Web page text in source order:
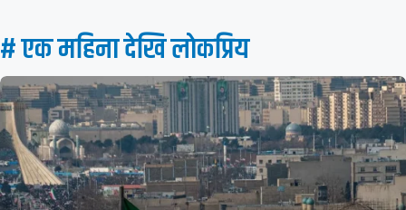
# एक महिना देखि लाेकप्रिय